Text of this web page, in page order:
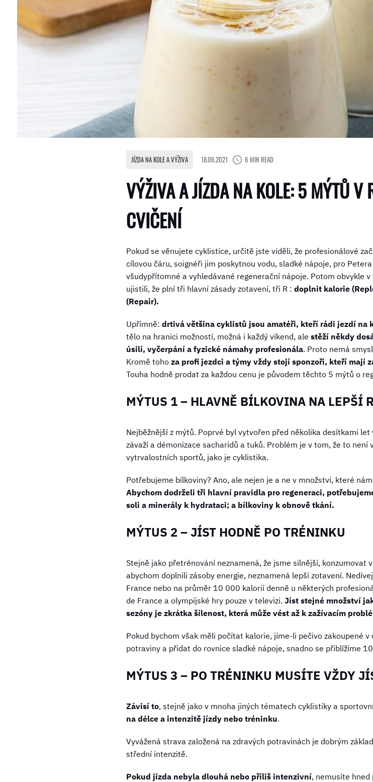
VÝŽIVA A JÍZDA NA KOLE: 5 MÝTŮ V
CVIČENÍ
JÍZDA NA KOLE A VÝŽIVA 18.06.2021 6 MIN READ
Pokud se věnujete cyklistice, určitě jste viděli, že profesionálové
cílovou čáru, soignéři jim poskytnou vodu, sladké nápoje, pro
všudypřítomné a vyhledávané regenerační nápoje. Potom obvykle
ujistili, že plní tři hlavní zásady zotavení, tři R : doplnit kalorie (
(Repair).
Upřímně: drtivá většina cyklistů jsou amatéři, kteří rádi jezdí na
tělo na hranici možností, možná i každý víkend, ale stěží někdy
úsilí, vyčerpání a fyzické námahy profesionála. Proto nemá
Kromě toho za profi jezdci a týmy vždy stojí sponzoři, kteří mají
Touha hodně prodat za každou cenu je původem těchto 5 mýtů o
MÝTUS 1 – HLAVNĚ BÍLKOVINA NA LEPŠÍ
Nejběžnější z mýtů. Poprvé byl vytvořen před několika desítkami
závaží a démonizace sacharidů a tuků. Problém je v tom, že to není
vytrvalostních sportů, jako je cyklistika.
Potřebujeme bílkoviny? Ano, ale nejen je a ne v množství, které
Abychom dodrželi tři hlavní pravidla pro regeneraci,
soli a minerály k hydrataci; a bílkoviny k obnově tkání.
MÝTUS 2 – JÍST HODNĚ PO TRÉNINKU
Stejně jako přetrénování neznamená, že jsme silnější, konzumovat
abychom doplnili zásoby energie, neznamená lepší zotavení.
France nebo na průměr 10 000 kalorií denně u některých
de France a olympijské hry pouze v televizi. Jíst stejné množství
sezóny je zkrátka šílenost, která může vést až k zažívacím
Pokud bychom však měli počítat kalorie, jíme-li pečivo zakoupené
potraviny a přidat do rovnice sladké nápoje, snadno se přiblížíme
MÝTUS 3 – PO TRÉNINKU MUSÍTE VŽDY
Závisí to, stejně jako v mnoha jiných tématech cyklistiky a
na délce a intenzitě jízdy nebo tréninku.
Vyvážená strava založená na zdravých potravinách je dobrým
střední intenzitě.
Pokud jízda nebyla dlouhá nebo příliš intenzivní, nemusíte hned